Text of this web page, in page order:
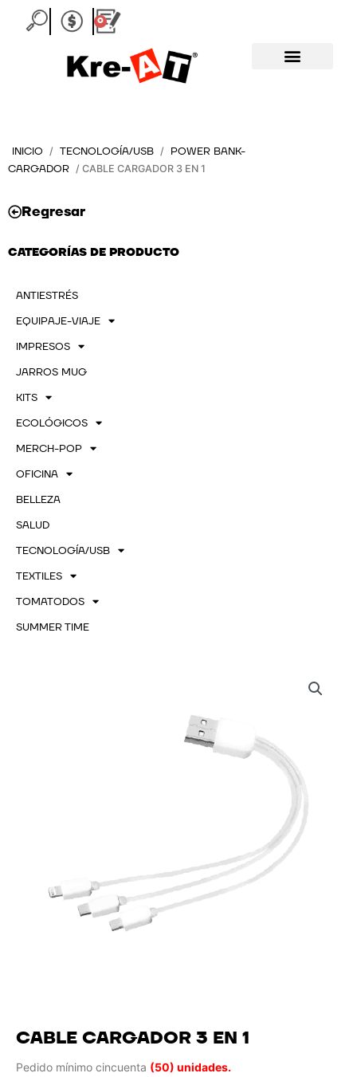
0
Carrito
INICIO / TECNOLOGÍA/USB /
POWER BANK-
CARGADOR / CABLE CARGADOR 3 EN 1
Regresar
CATEGORÍAS DE PRODUCTO
ANTIESTRÉS
EQUIPAJE-VIAJE
IMPRESOS
JARROS MUG
KITS
ECOLÓGICOS
MERCH-POP
OFICINA
BELLEZA
SALUD
TECNOLOGÍA/USB
TEXTILES
TOMATODOS
SUMMER TIME
CABLE CARGADOR 3 EN 1
Pedido mínimo cincuenta (50) unidades.